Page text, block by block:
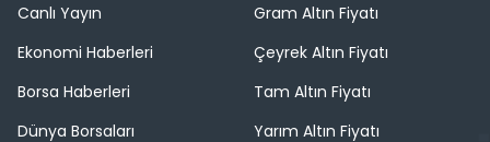
Canlı Yayın
Ekonomi Haberleri
Borsa Haberleri
Dünya Borsaları
Gram Altın Fiyatı
Çeyrek Altın Fiyatı
Tam Altın Fiyatı
Yarım Altın Fiyatı